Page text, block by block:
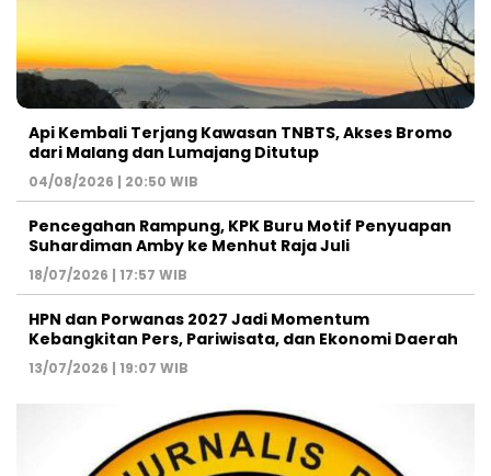
Api Kembali Terjang Kawasan TNBTS, Akses Bromo
dari Malang dan Lumajang Ditutup
04/08/2026 | 20:50 WIB
Pencegahan Rampung, KPK Buru Motif Penyuapan
Suhardiman Amby ke Menhut Raja Juli
18/07/2026 | 17:57 WIB
HPN dan Porwanas 2027 Jadi Momentum
Kebangkitan Pers, Pariwisata, dan Ekonomi Daerah
13/07/2026 | 19:07 WIB